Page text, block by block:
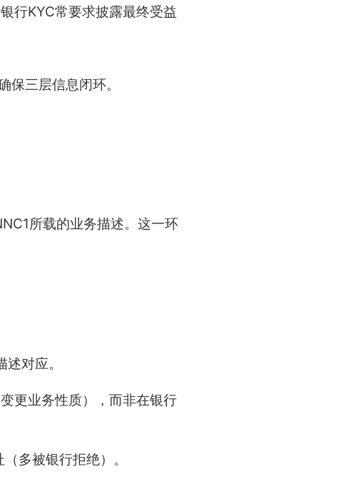
行KYC常要求披露最终受益
保三层信息闭环。
所载的业务描述。这一环
对应。
更业务性质），而非在银行
多被银行拒绝）。